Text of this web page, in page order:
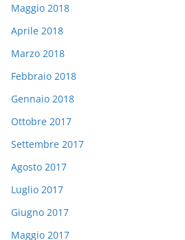
Maggio 2018
Aprile 2018
Marzo 2018
Febbraio 2018
Gennaio 2018
Ottobre 2017
Settembre 2017
Agosto 2017
Luglio 2017
Giugno 2017
Maggio 2017